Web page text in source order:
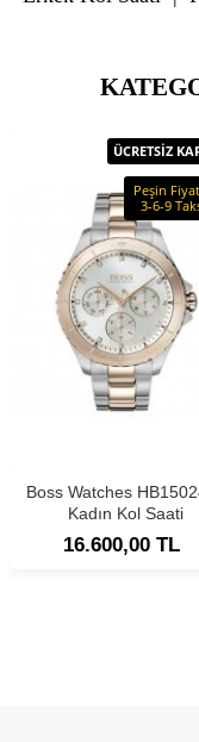
ÜCRETSİZ
Peşin
3-6-9
Boss Watches
Kadın Kol Saati
16.600,00 TL